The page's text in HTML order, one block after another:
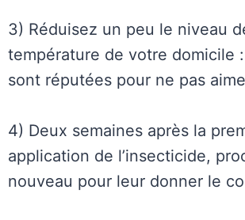
3) Réduisez un peu le niveau
température de votre domicile
sont réputées pour ne pas
4) Deux semaines après la
application de l’insecticide,
nouveau pour leur donner le